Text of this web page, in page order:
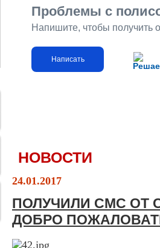
Проблемы с
Напишите, чтобы получить
Написать
НОВОСТИ
24.01.2017
ПОЛУЧИЛИ СМС ОТ
ДОБРО